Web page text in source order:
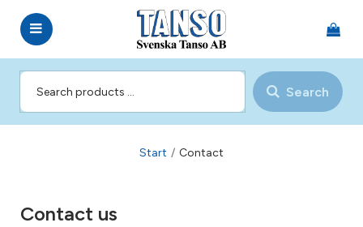
Search
Start / Contact
Contact us